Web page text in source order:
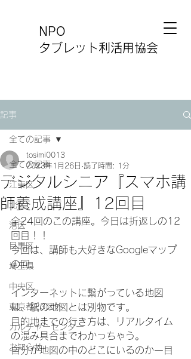
NPO
タブレット利活用協会
記事
全ての記事
江東区
北区
港区
目黒区
埼玉県
中央区
東京都23区外
カルチャーセンター
お知らせ
全ての記事
デジタルシニア『スマホ講
師養成講座』12回目
tosimi0013
2023年1月26日 読了時間: 1分
全24回のこの講座。今日は折返しの12
回目！！
今回は、講師も大好きなGoogleマップ
の回。
インターネットに繋がっている地図
は、紙の地図とは別物です。
目的地までの行き方は、リアルタイム
の混み具合までわかっちゃう。
自分が地図の中のどこにいるのか一目